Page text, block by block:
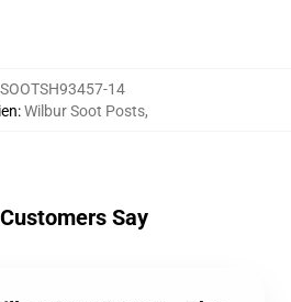
SOOTSH93457-14
:Wilbur Soot Posts,
Say